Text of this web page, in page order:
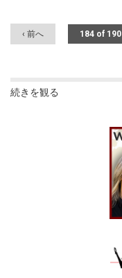
‹ 前へ 184 of 190
続きを観る